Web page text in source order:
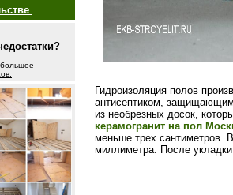
Гидроизоляция полов
антисептиком,
из необрезных досок,
керамогранит на пол
меньше трех сантиметров.
миллиметра. После